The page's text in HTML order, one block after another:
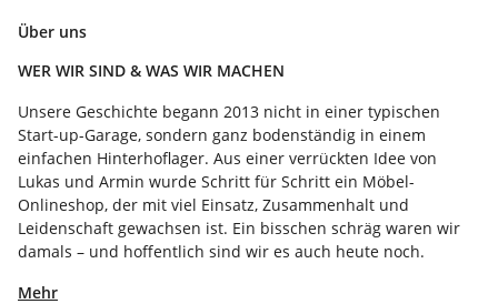
Über uns
WER WIR SIND & WAS WIR MACHEN
Unsere Geschichte begann 2013 nicht in einer typischen
Start-up-Garage, sondern ganz bodenständig in einem
einfachen Hinterhoflager. Aus einer verrückten Idee von
Lukas und Armin wurde Schritt für Schritt ein Möbel-
Onlineshop, der mit viel Einsatz, Zusammenhalt und
Leidenschaft gewachsen ist. Ein bisschen schräg waren wir
damals – und hoffentlich sind wir es auch heute noch.
Mehr